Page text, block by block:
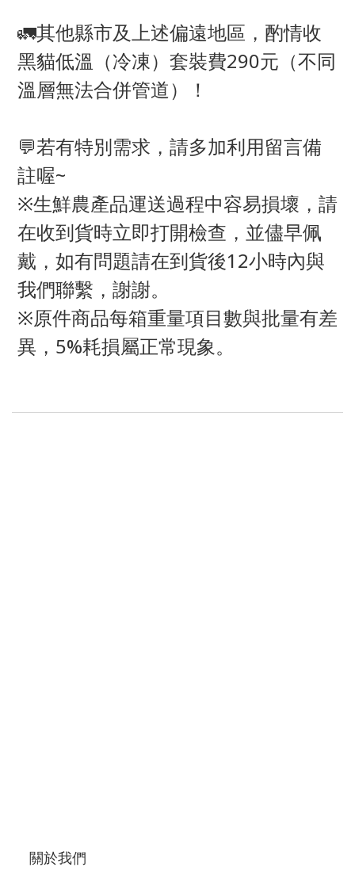
🚛其他縣市及上述偏遠地區，酌情收
黑貓低溫（冷凍）套裝費290元（不同
溫層無法合併管道）！
💬若有特別需求，請多加利用留言備
註喔~
※生鮮農產品運送過程中容易損壞，請
在收到貨時立即打開檢查，並儘早佩
戴，如有問題請在到貨後12小時內與
我們聯繫，謝謝。
※原件商品每箱重量項目數與批量有差
異，5%耗損屬正常現象。
關於我們